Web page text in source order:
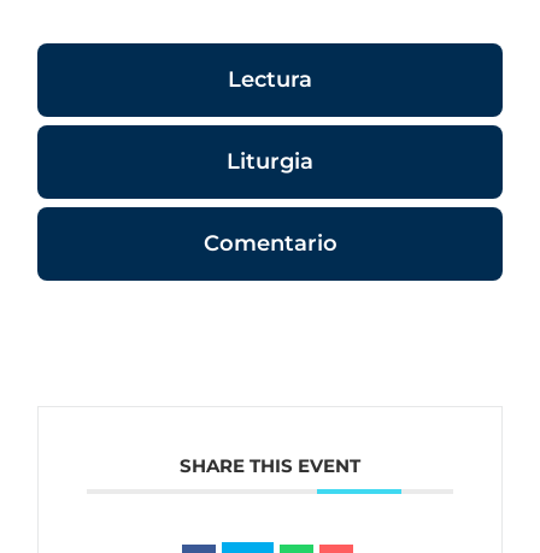
Lectura
Liturgia
Comentario
SHARE THIS EVENT